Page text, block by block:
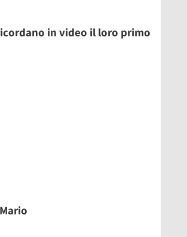
in video il loro primo